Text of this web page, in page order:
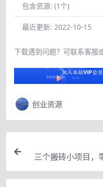
包含资源: (1个)
最近更新: 2022-10-15
下载遇到问题？可联系客服
创业资源
三个搬砖小项目，